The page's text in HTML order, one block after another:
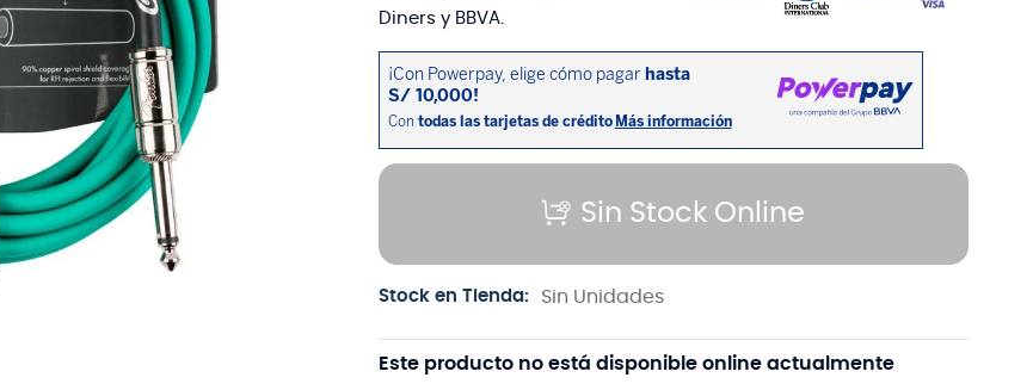
Diners y BBVA.
Sin Stock Online
Stock en Tienda: Sin Unidades
Este producto no está disponible online actualmente